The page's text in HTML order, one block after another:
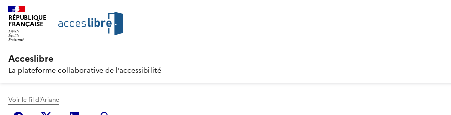
RÉPUBLIQUE
FRANÇAISE
Acceslibre
La plateforme collaborative de l’accessibilité
Voir le fil d'Ariane